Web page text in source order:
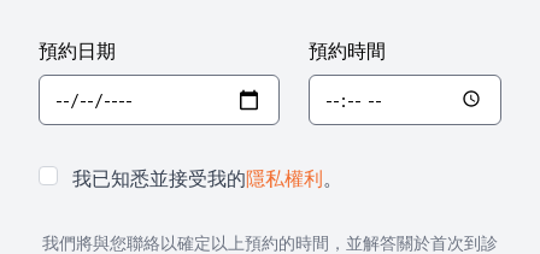
預約日期 預約時間
我已知悉並接受我的隱私權利。
我們將與您聯絡以確定以上預約的時間，並解答關於首次到診